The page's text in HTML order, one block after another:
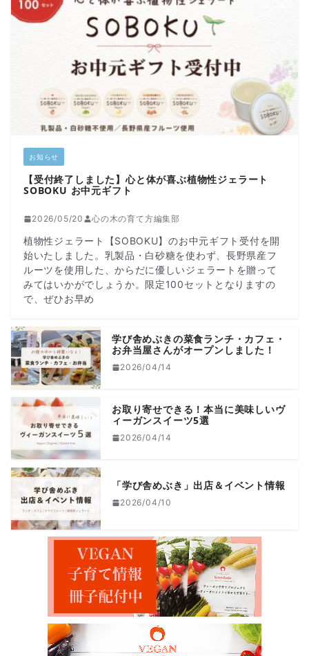
お知らせ
【受付終了しました】心と体が喜ぶ植物性ジェラート
SOBOKU お中元ギフト
2026/05/20 心の木の育て方編集部
植物性ジェラート【SOBOKU】のお中元ギフト受付を開
始いたしました。乳製品・白砂糖を使わず、長野県産フ
ルーツを使用した、からだに優しいジェラートを贈って
みてはいかがでしょうか。限定100セットとなりますの
で、ぜひお早め
学び舎めぶきの菜食ランチ・カフェ・
お弁当屋さんがオープンしました！
2026/04/14
お取り寄せできる！本当に美味しいヴ
ィーガンスイーツ5選
2026/04/14
「学び舎めぶき」出店＆イベント情報
2026/04/10